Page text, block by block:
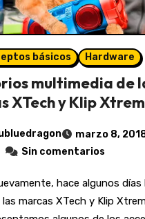
básicos Hardware
multimedia de
XTech y Klip
marzo 8,
Sin comentarios
marcas XTech y Klip